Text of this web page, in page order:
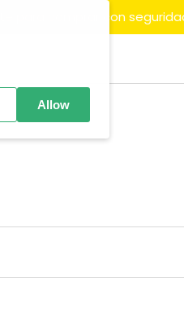
para comprar con
Allow